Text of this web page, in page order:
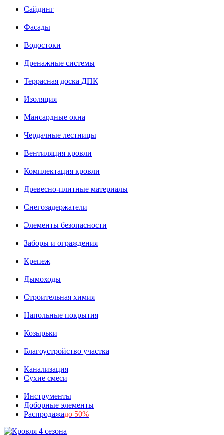
Сайдинг
Фасады
Водостоки
Дренажные системы
Террасная доска ДПК
Изоляция
Мансардные окна
Чердачные лестницы
Вентиляция кровли
Комплектация кровли
Древесно-плитные материалы
Снегозадержатели
Элементы безопасности
Заборы и ограждения
Крепеж
Дымоходы
Строительная химия
Напольные покрытия
Козырьки
Благоустройство участка
Канализация
Сухие смеси
Инструменты
Доборные элементы
Распродажадо 50%